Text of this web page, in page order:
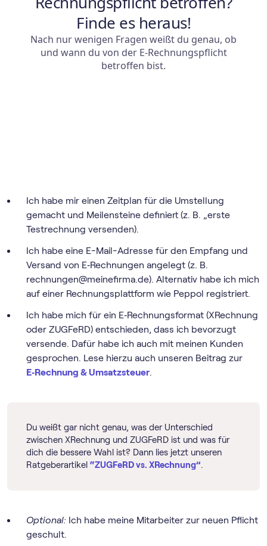
Ich habe mir einen Zeitplan für die Umstellung
gemacht und Meilensteine definiert (z. B. „erste
Testrechnung versenden).
Ich habe eine E-Mail-Adresse für den Empfang und
Versand von E‑Rechnungen angelegt (z. B.
rechnungen@meinefirma.de). Alternativ habe ich mich
auf einer Rechnungsplattform wie Peppol registriert.
Ich habe mich für ein E‑Rechnungsformat (XRechnung
oder ZUGFeRD) entschieden, dass ich bevorzugt
versende. Dafür habe ich auch mit meinen Kunden
gesprochen. Lese hierzu auch unseren Beitrag zur
E‑Rechnung & Umsatzsteuer.
Du weißt gar nicht genau, was der Unterschied
zwischen XRechnung und ZUGFeRD ist und was für
dich die bessere Wahl ist? Dann lies jetzt unseren
Ratgeberartikel “ZUGFeRD vs. XRechnung”.
Optional: Ich habe meine Mitarbeiter zur neuen Pflicht
geschult.